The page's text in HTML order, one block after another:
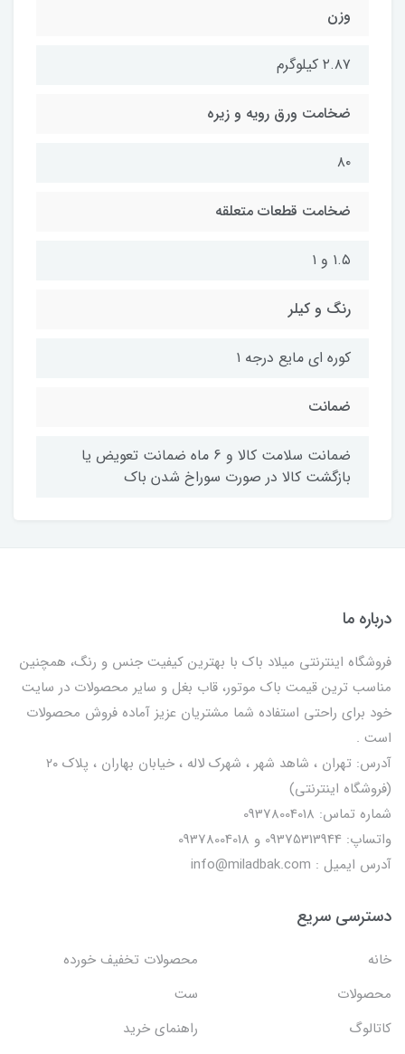
وزن
۲.۸۷ کیلوگرم
ضخامت ورق رویه و زیره
۸۰
ضخامت قطعات متعلقه
۱.۵ و ۱
رنگ و کیلر
کوره ای مایع درجه ۱
ضمانت
ضمانت سلامت کالا و 6 ماه ضمانت تعویض یا
بازگشت کالا در صورت سوراخ شدن باک
درباره ما
فروشگاه اینترنتی میلاد باک با بهترین کیفیت جنس و رنگ، همچنین
مناسب ترین قیمت باک موتور، قاب بغل و سایر محصولات در سایت
خود برای راحتی استفاده شما مشتریان عزیز آماده فروش محصولات
است .
آدرس: تهران ، شاهد شهر ، شهرک لاله ، خیابان بهاران ، پلاک ۲۰
(فروشگاه اینترنتی)
شماره تماس: 09378004018
واتساپ: 09375313944 و 09378004018
آدرس ایمیل : info@miladbak.com
دسترسی سریع
خانه
محصولات تخفیف خورده
محصولات
ست
کاتالوگ
راهنمای خرید